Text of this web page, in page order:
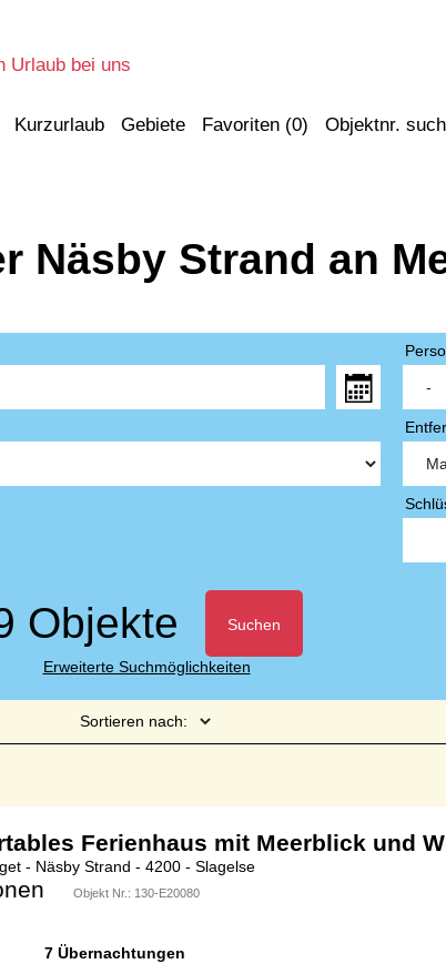
Urlaub bei uns
Kurzurlaub Gebiete Favoriten (0) Objektnr.
Näsby Strand an
Objekte Suchen
Erweiterte Suchmöglichkeiten
Sortieren nach:
Ferienhaus mit Meerblick und
- Näsby Strand - 4200 - Slagelse
Objekt Nr.: 130-E20080
7 Übernachtungen